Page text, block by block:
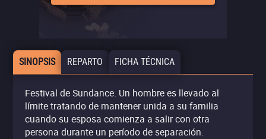
SINOPSIS REPARTO FICHA TÉCNICA
Festival de Sundance. Un hombre es llevado al
límite tratando de mantener unida a su familia
cuando su esposa comienza a salir con otra
persona durante un período de separación.